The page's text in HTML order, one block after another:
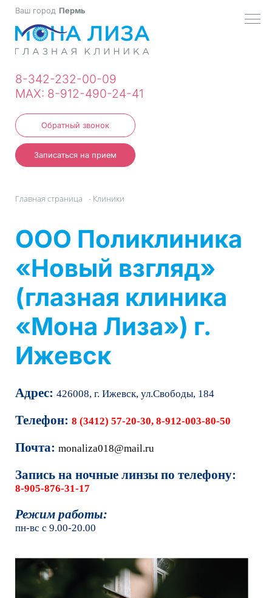
Ваш город Пермь
8-342-232-00-09
MAX: 8-912-490-24-41
Обратный звонок
Записаться на прием
Главная страница - Клиники
ООО Поликлиника
«Новый взгляд»
(глазная клиника
«Мона Лиза») г.
Ижевск
Адрес: 426008, г. Ижевск, ул.Свободы, 184
Телефон: 8 (3412) 57-20-30, 8-912-003-80-50
Почта: monaliza018@mail.ru
Запись на ночные линзы по телефону:
8-905-876-31-17
Режим работы:
пн-вс с 9.00-20.00